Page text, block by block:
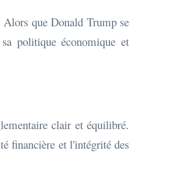
Alors que Donald Trump se
politique économique et
clair et équilibré.
financière et l'intégrité des